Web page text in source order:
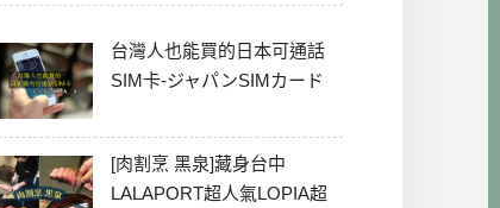
台灣人也能買的日本可通話
SIM卡-ジャパンSIMカード
[肉割烹 黑泉]藏身台中
LALAPORT超人氣LOPIA超